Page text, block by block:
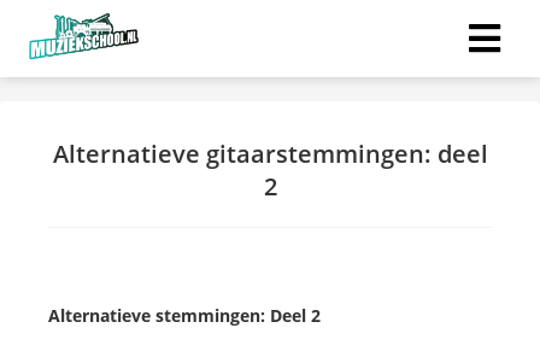
Alternatieve gitaarstemmingen: deel
2
Alternatieve stemmingen: Deel 2